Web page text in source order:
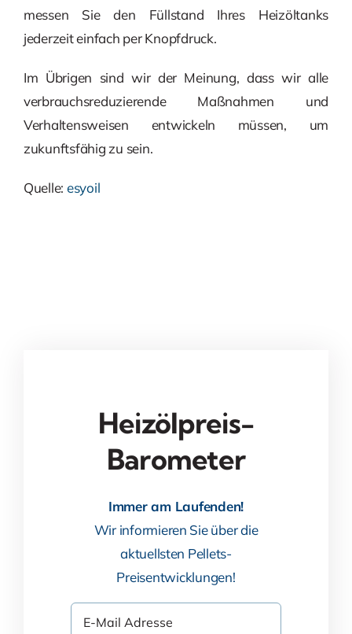
messen Sie den Füllstand Ihres Heizöltanks
jederzeit einfach per Knopfdruck.
Im Übrigen sind wir der Meinung, dass wir alle
verbrauchsreduzierende Maßnahmen und
Verhaltensweisen entwickeln müssen, um
zukunftsfähig zu sein.
Quelle: esyoil
Heizölpreis-
Barometer
Immer am Laufenden!
Wir informieren Sie über die
aktuellsten Pellets-
Preisentwicklungen!